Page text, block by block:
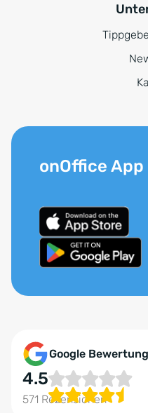
Google
4.5
571 Rezensionen
onOffice